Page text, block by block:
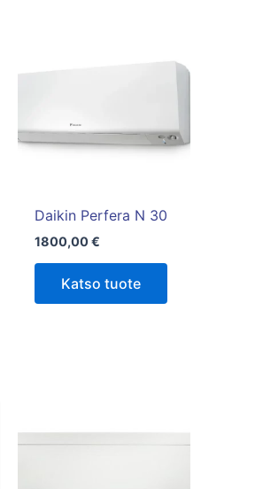
Daikin Perfera N 30
1800,00€
Katso tuote
on